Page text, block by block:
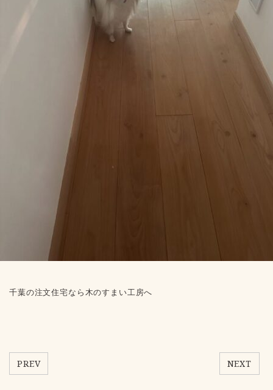
千葉の注文住宅なら木のすまい工房へ
PREV NEXT